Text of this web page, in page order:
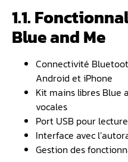
1.1.
Blue and Me
Connectivité
Android et iPhone
Kit mains libres Blue
vocales
Port USB pour
Interface avec
Gestion des